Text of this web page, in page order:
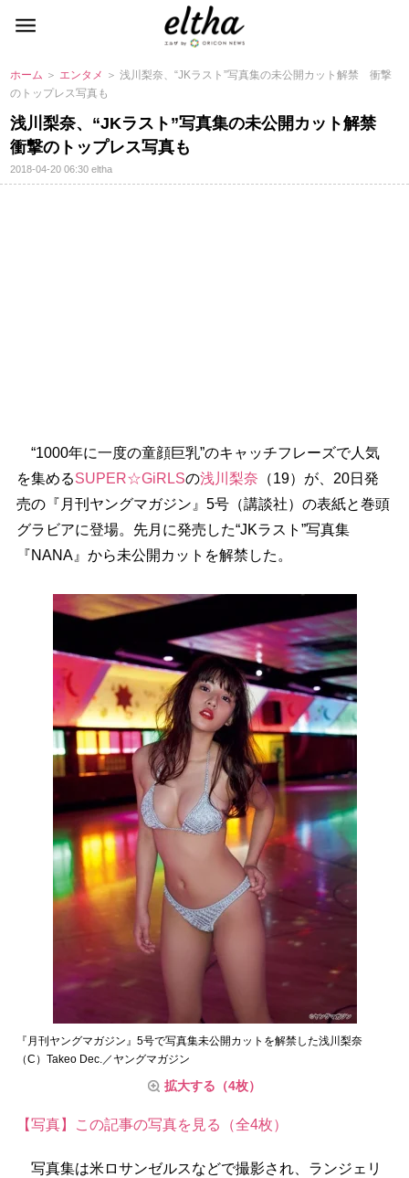
ホーム ＞ エンタメ ＞ 浅川梨奈、“JKラスト”写真集の未公開カット解禁 衝撃
のトップレス写真も
浅川梨奈、“JKラスト”写真集の未公開カット解禁
衝撃のトップレス写真も
2018-04-20 06:30eltha
“1000年に一度の童顔巨乳”のキャッチフレーズで人気
を集めるSUPER☆GiRLSの浅川梨奈 （19）が、20日発
売の『月刊ヤングマガジン』5号（講談社）の表紙と巻頭
グラビアに登場。先月に発売した“JKラスト”写真集
『NANA』から未公開カットを解禁した。
『月刊ヤングマガジン』5号で写真集未公開カットを解禁した浅川梨奈
（C）Takeo Dec.／ヤングマガジン
拡大する（4枚）
【写真】この記事の写真を見る（全4枚）
写真集は米ロサンゼルスなどで撮影され、ランジェリ